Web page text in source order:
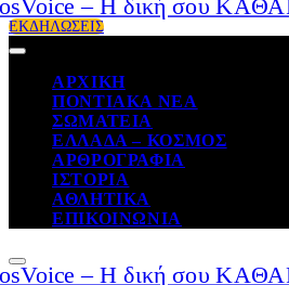
ΕΚΔΗΛΩΣΕΙΣ
ΑΡΧΙΚΗ
ΠΟΝΤΙΑΚΑ ΝΕΑ
ΣΩΜΑΤΕΙΑ
ΕΛΛΑΔΑ – ΚΟΣΜΟΣ
ΑΡΘΡΟΓΡΑΦΙΑ
ΙΣΤΟΡΙΑ
ΑΘΛΗΤΙΚΑ
ΕΠΙΚΟΙΝΩΝΙΑ